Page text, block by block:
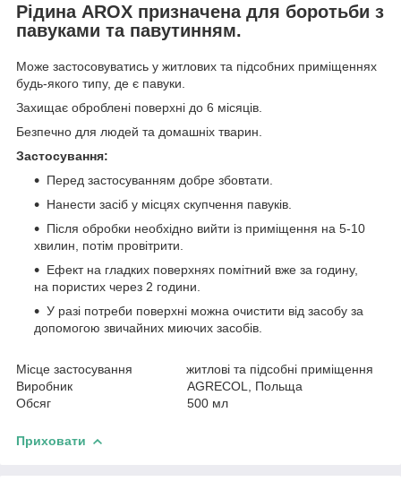
Рідина AROX призначена для боротьби з
павуками та павутинням.
Може застосовуватись у житлових та підсобних приміщеннях
будь-якого типу, де є павуки.
Захищає оброблені поверхні до 6 місяців.
Безпечно для людей та домашніх тварин.
Застосування:
Перед застосуванням добре збовтати.
Нанести засіб у місцях скупчення павуків.
Після обробки необхідно вийти із приміщення на 5-10
хвилин, потім провітрити.
Ефект на гладких поверхнях помітний вже за годину,
на пористих через 2 години.
У разі потреби поверхні можна очистити від засобу за
допомогою звичайних миючих засобів.
Місце застосування житлові та підсобні приміщення
Виробник AGRECOL, Польща
Обсяг 500 мл
Приховати